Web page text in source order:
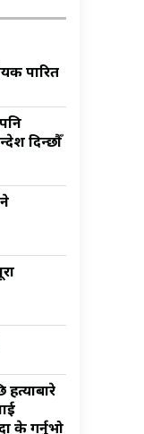
पारित
दिन्छौँ
हत्याबारे
के गर्नुभो